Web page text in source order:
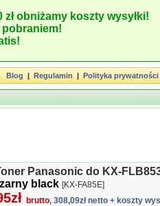
obniżamy koszty wysyłki!
pobraniem!
Blog|Regulamin|Polityka prywatności
Panasonic do KX-
black [KX-FA85E]
brutto, 308,09zł netto + koszty